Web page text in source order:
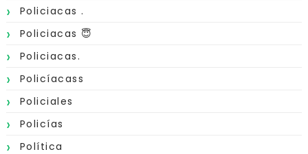
Policiacas .
Policiacas 😇
Policiacas.
Policíacass
Policiales
Policías
Política